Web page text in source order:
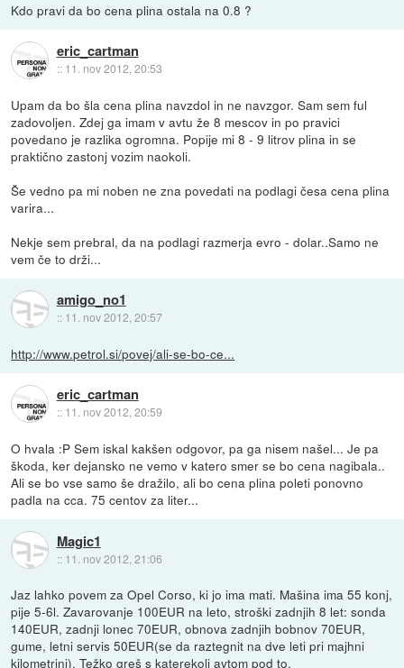
Kdo pravi da bo cena plina ostala na 0.8 ?
eric_cartman
:: 11. nov 2012, 20:53
Upam da bo šla cena plina navzdol in ne navzgor. Sam sem ful
zadovoljen. Zdej ga imam v avtu že 8 mescov in po pravici
povedano je razlika ogromna. Popije mi 8 - 9 litrov plina in se
praktično zastonj vozim naokoli.
Še vedno pa mi noben ne zna povedati na podlagi česa cena plina
varira...
Nekje sem prebral, da na podlagi razmerja evro - dolar..Samo ne
vem če to drži...
amigo_no1
:: 11. nov 2012, 20:57
http://www.petrol.si/povej/ali-se-bo-ce...
eric_cartman
:: 11. nov 2012, 20:59
O hvala :P Sem iskal kakšen odgovor, pa ga nisem našel... Je pa
škoda, ker dejansko ne vemo v katero smer se bo cena nagibala..
Ali se bo vse samo še dražilo, ali bo cena plina poleti ponovno
padla na cca. 75 centov za liter...
Magic1
:: 11. nov 2012, 21:06
Jaz lahko povem za Opel Corso, ki jo ima mati. Mašina ima 55 konj,
pije 5-6l. Zavarovanje 100EUR na leto, stroški zadnjih 8 let: sonda
140EUR, zadnji lonec 70EUR, obnova zadnjih bobnov 70EUR,
gume, letni servis 50EUR(se da raztegnit na dve leti pri majhni
kilometrini). Težko greš s katerekoli avtom pod to.